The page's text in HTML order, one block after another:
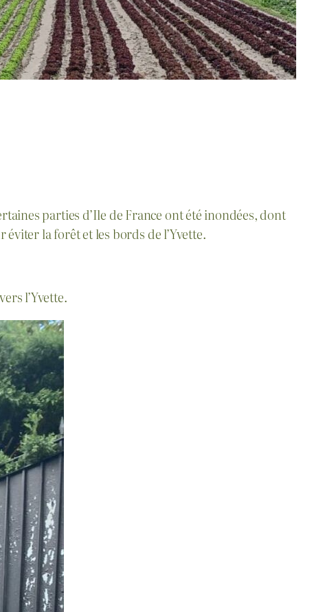
parties d’Ile de France ont été inondées, dont
la forêt et les bords de l’Yvette.
l’Yvette.